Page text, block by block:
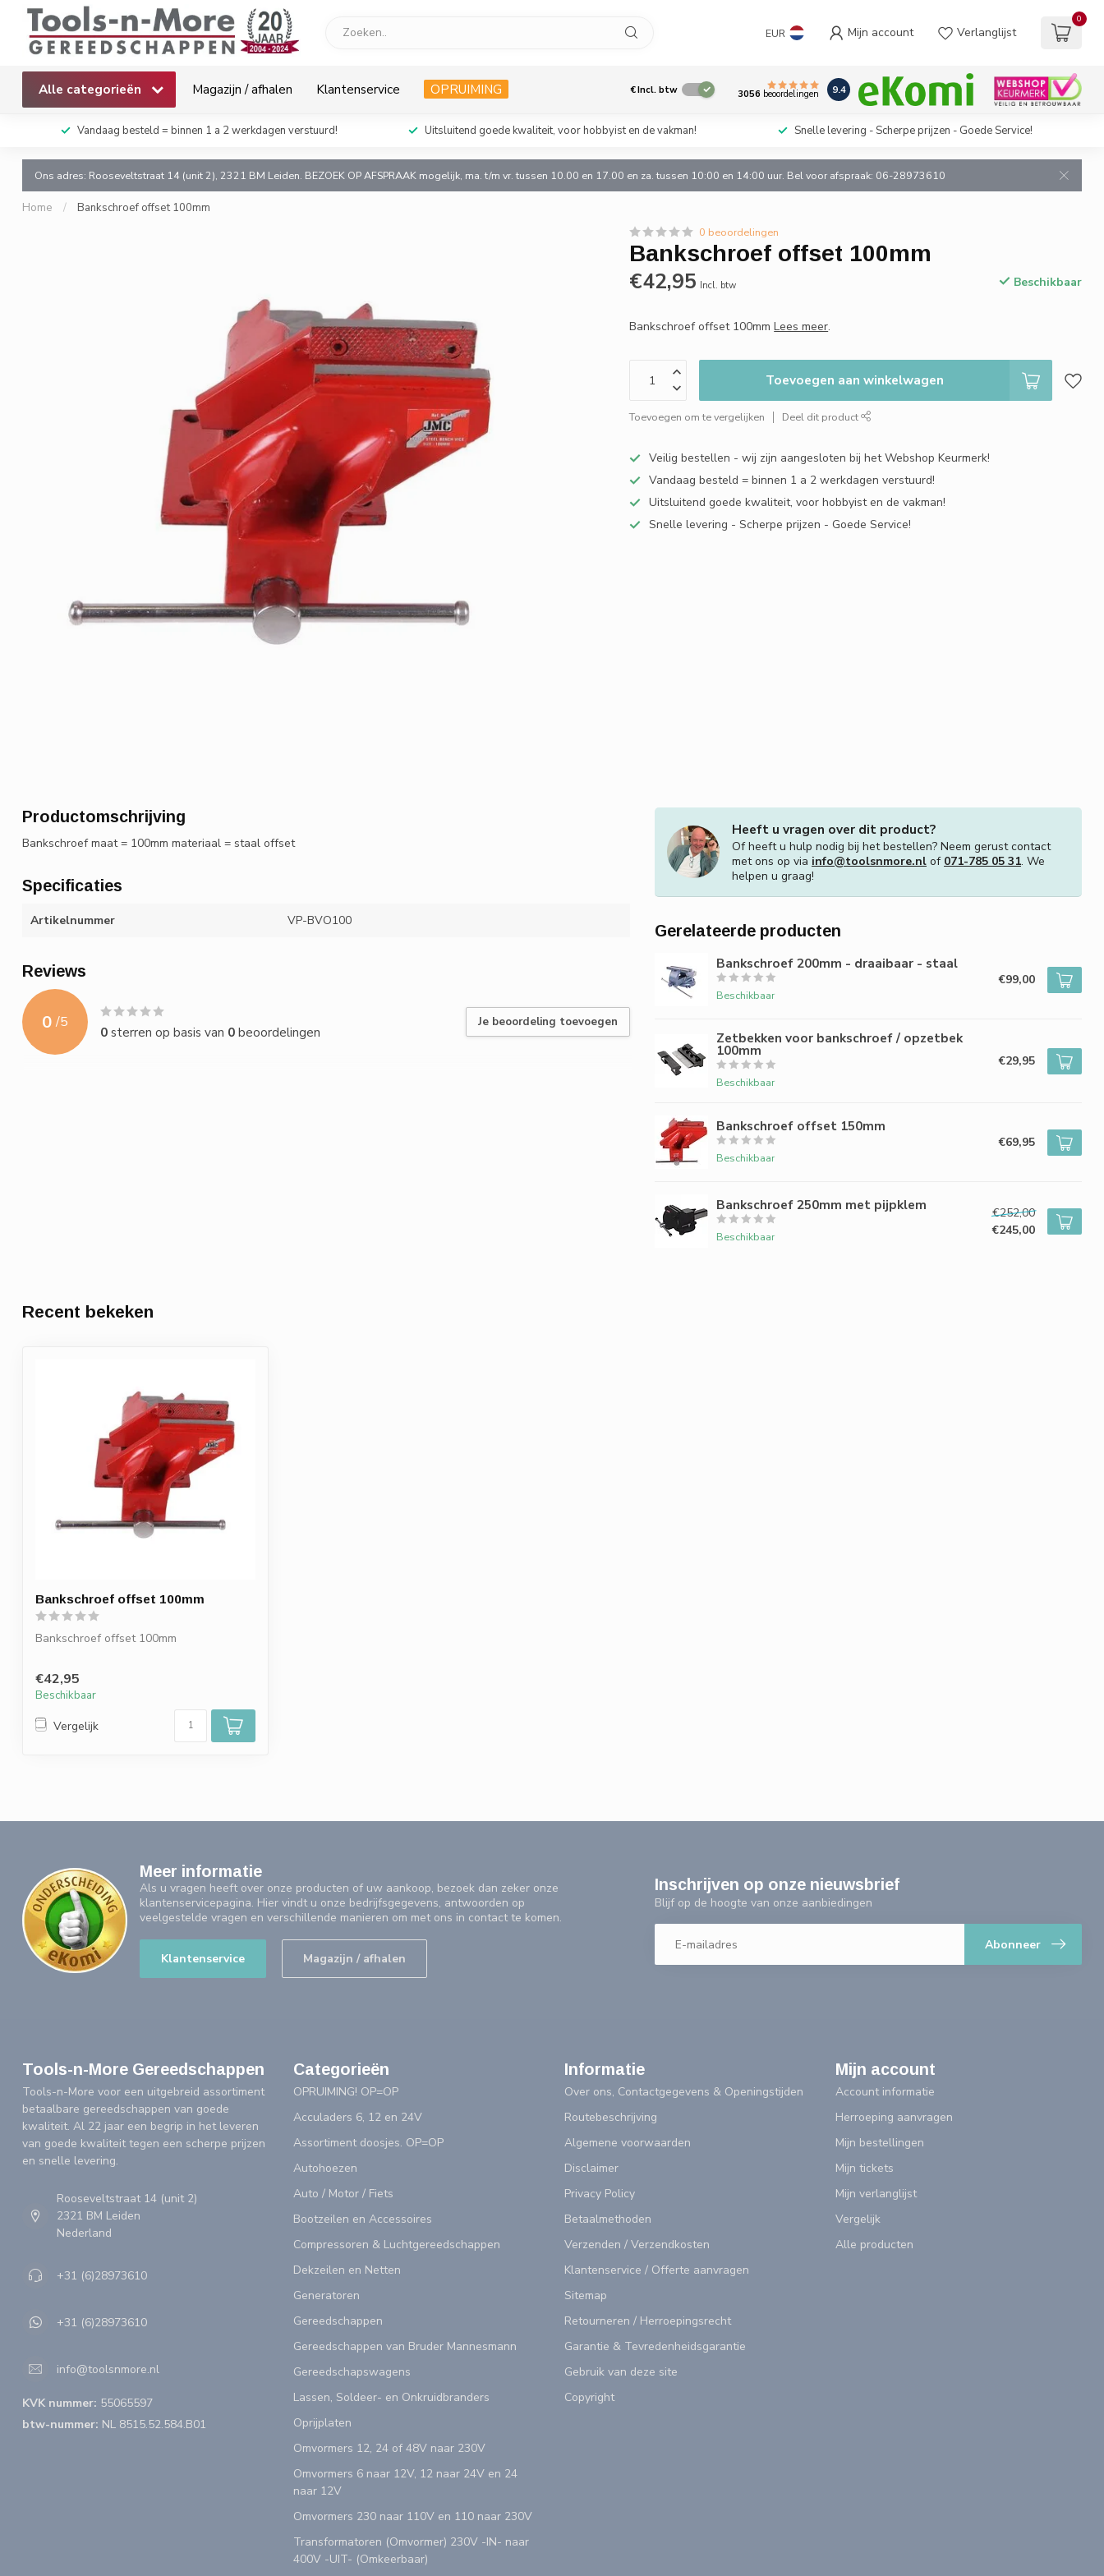
EUR Mijn account Verlanglijst
0
Alle categorieën Magazijn / afhalen Klantenservice OPRUIMING €Incl. btw 3056 beoordelingen 9.4
Vandaag besteld = binnen 1 a 2 werkdagen verstuurd! Uitsluitend goede kwaliteit, voor hobbyist en de vakman! Snelle levering - Scherpe prijzen - Goede Service!
Ons adres: Rooseveltstraat 14 (unit 2), 2321 BM Leiden. BEZOEK OP AFSPRAAK mogelijk, ma. t/m vr. tussen 10.00 en 17.00 en za. tussen 10:00 en 14:00 uur. Bel voor afspraak: 06-28973610
Home / Bankschroef offset 100mm
0 beoordelingen
Bankschroef offset 100mm
€42,95 Incl. btw Beschikbaar
Bankschroef offset 100mmLees meer.
Toevoegen aan winkelwagen
Toevoegen om te vergelijken Deel dit product
Veilig bestellen - wij zijn aangesloten bij het Webshop Keurmerk!
Vandaag besteld = binnen 1 a 2 werkdagen verstuurd!
Uitsluitend goede kwaliteit, voor hobbyist en de vakman!
Snelle levering - Scherpe prijzen - Goede Service!
Productomschrijving
Bankschroef maat = 100mm materiaal = staal offset
Specificaties
Artikelnummer VP-BVO100
Reviews
0 /5
0sterren op basis van 0beoordelingen
Je beoordeling toevoegen
Heeft u vragen over dit product?
Of heeft u hulp nodig bij het bestellen? Neem gerust contact
met ons op via info@toolsnmore.nl of 071-785 05 31. We
helpen u graag!
Gerelateerde producten
Bankschroef 200mm - draaibaar - staal
Beschikbaar
€99,00
Zetbekken voor bankschroef / opzetbek
100mm
Beschikbaar
€29,95
Bankschroef offset 150mm
Beschikbaar
€69,95
Bankschroef 250mm met pijpklem
Beschikbaar
€252,00
€245,00
Recent bekeken
Bankschroef offset 100mm
Bankschroef offset 100mm
€42,95
Beschikbaar
Vergelijk
Meer informatie
Als u vragen heeft over onze producten of uw aankoop, bezoek dan zeker onze
klantenservicepagina. Hier vindt u onze bedrijfsgegevens, antwoorden op
veelgestelde vragen en verschillende manieren om met ons in contact te komen.
Klantenservice Magazijn / afhalen
Inschrijven op onze nieuwsbrief
Blijf op de hoogte van onze aanbiedingen
Abonneer
Tools-n-More Gereedschappen
Tools-n-More voor een uitgebreid assortiment
betaalbare gereedschappen van goede
kwaliteit. Al 22 jaar een begrip in het leveren
van goede kwaliteit tegen een scherpe prijzen
en snelle levering.
Rooseveltstraat 14 (unit 2)
2321 BM Leiden
Nederland
+31 (6)28973610
+31 (6)28973610
info@toolsnmore.nl
KVK nummer: 55065597
btw-nummer: NL 8515.52.584.B01
Categorieën
OPRUIMING! OP=OP
Acculaders 6, 12 en 24V
Assortiment doosjes. OP=OP
Autohoezen
Auto / Motor / Fiets
Bootzeilen en Accessoires
Compressoren & Luchtgereedschappen
Dekzeilen en Netten
Generatoren
Gereedschappen
Gereedschappen van Bruder Mannesmann
Gereedschapswagens
Lassen, Soldeer- en Onkruidbranders
Oprijplaten
Omvormers 12, 24 of 48V naar 230V
Omvormers 6 naar 12V, 12 naar 24V en 24
naar 12V
Omvormers 230 naar 110V en 110 naar 230V
Transformatoren (Omvormer) 230V -IN- naar
400V -UIT- (Omkeerbaar)
Informatie
Over ons, Contactgegevens & Openingstijden
Routebeschrijving
Algemene voorwaarden
Disclaimer
Privacy Policy
Betaalmethoden
Verzenden / Verzendkosten
Klantenservice / Offerte aanvragen
Sitemap
Retourneren / Herroepingsrecht
Garantie & Tevredenheidsgarantie
Gebruik van deze site
Copyright
Mijn account
Account informatie
Herroeping aanvragen
Mijn bestellingen
Mijn tickets
Mijn verlanglijst
Vergelijk
Alle producten